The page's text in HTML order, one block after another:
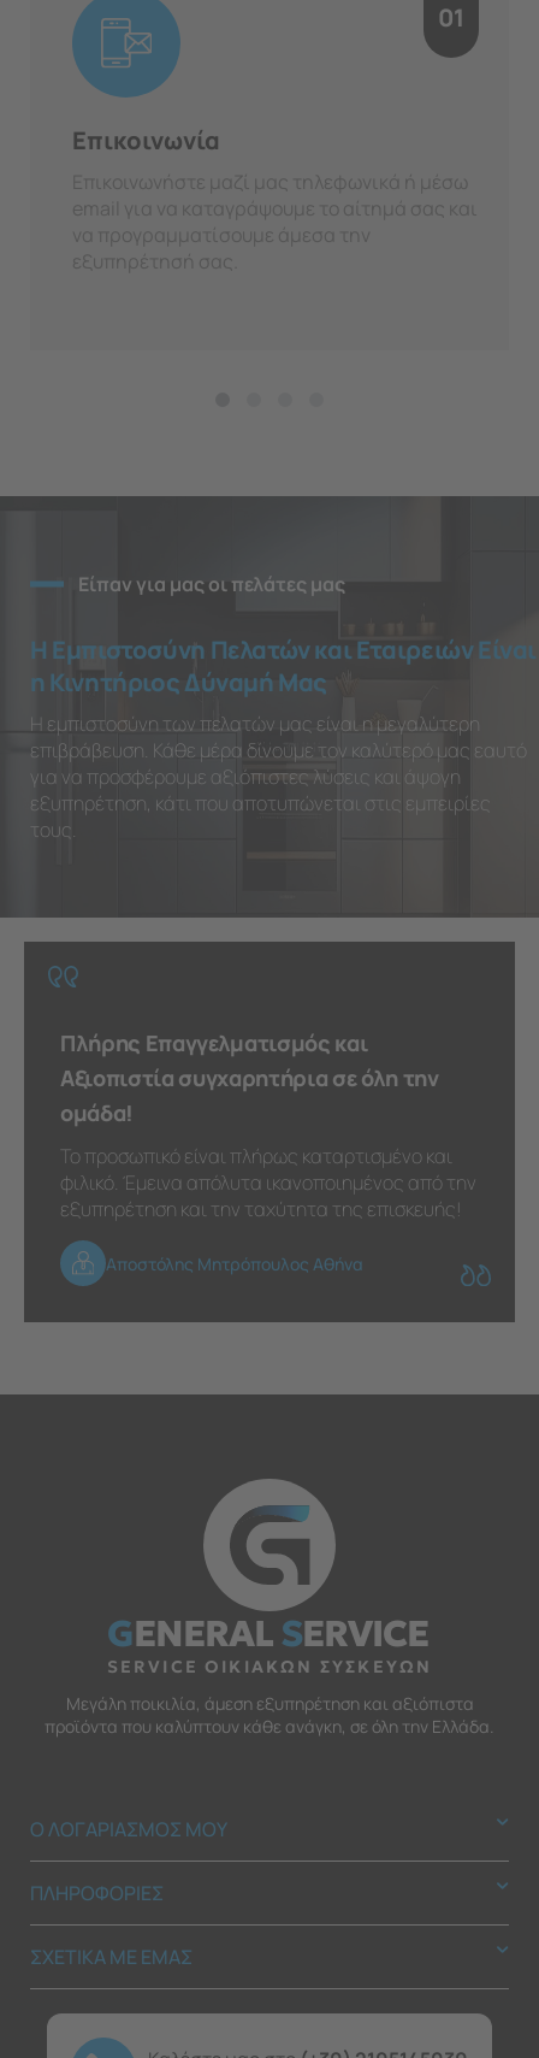
01
Επικοινωνία
Επικοινωνήστε μαζί μας τηλεφωνικά ή μέσω
email για να καταγράψουμε το αίτημά σας και
να προγραμματίσουμε άμεσα την
εξυπηρέτησή σας.
Είπαν για μας οι πελάτες μας
Η Εμπιστοσύνη Πελατών και Εταιρειών Είναι
η Κινητήριος Δύναμή Μας
Η εμπιστοσύνη των πελατών μας είναι η μεγαλύτερη
επιβράβευση. Κάθε μέρα δίνουμε τον καλύτερό μας εαυτό
για να προσφέρουμε αξιόπιστες λύσεις και άψογη
εξυπηρέτηση, κάτι που αποτυπώνεται στις εμπειρίες
τους.
Πλήρης Επαγγελματισμός και
Αξιοπιστία συγχαρητήρια σε όλη την
ομάδα!
Το προσωπικό είναι πλήρως καταρτισμένο και
φιλικό. Έμεινα απόλυτα ικανοποιημένος από την
εξυπηρέτηση και την ταχύτητα της επισκευής!
Αποστόλης Μητρόπουλος Αθήνα
GENERALSERVICE
SERVICE ΟΙΚΙΑΚΩΝ ΣΥΣΚΕΥΩΝ
Μεγάλη ποικιλία, άμεση εξυπηρέτηση και αξιόπιστα
προϊόντα που καλύπτουν κάθε ανάγκη, σε όλη την Ελλάδα.
Ο ΛΟΓΑΡΙΑΣΜΟΣ ΜΟΥ
ΠΛΗΡΟΦΟΡΙΕΣ
ΣΧΕΤΙΚΑ ΜΕ ΕΜΑΣ